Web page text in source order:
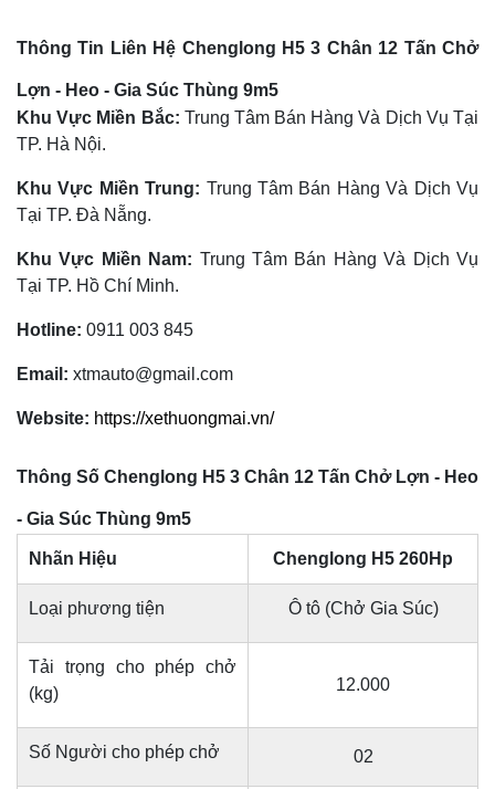
Thông Tin Liên Hệ Chenglong H5 3 Chân 12 Tấn Chở
Lợn - Heo - Gia Súc Thùng 9m5
Khu Vực Miền Bắc: Trung Tâm Bán Hàng Và Dịch Vụ Tại
TP. Hà Nội.
Khu Vực Miền Trung: Trung Tâm Bán Hàng Và Dịch Vụ
Tại TP. Đà Nẵng.
Khu Vực Miền Nam: Trung Tâm Bán Hàng Và Dịch Vụ
Tại TP. Hồ Chí Minh.
Hotline: 0911 003 845
Email: xtmauto@gmail.com
Website: https://xethuongmai.vn/
Thông Số Chenglong H5 3 Chân 12 Tấn Chở Lợn - Heo
- Gia Súc Thùng 9m5
Nhãn Hiệu Chenglong H5 260Hp
Loại phương tiện Ô tô (Chở Gia Súc)
Tải trọng cho phép chở
(kg)
12.000
Số Người cho phép chở 02